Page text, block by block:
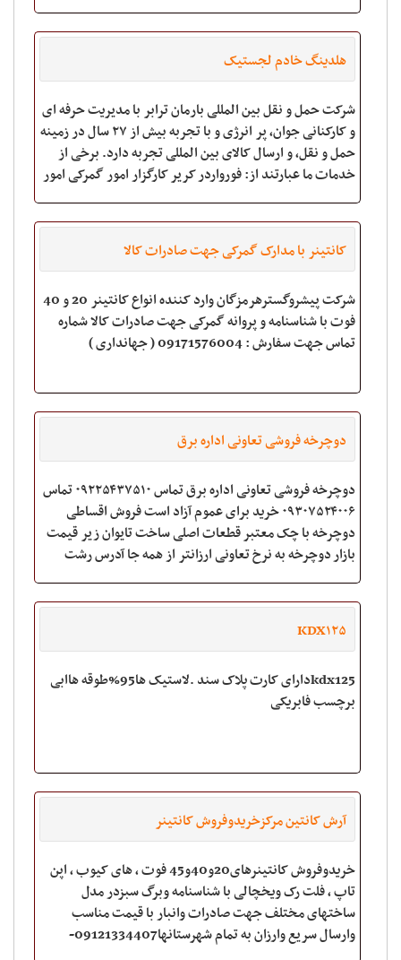
هلدینگ خادم لجستیک
شرکت حمل و نقل بین المللی بارمان ترابر با مدیریت حرفه ای
و کارکنانی جوان، پر انرژی و با تجربه بیش از ۲۷ سال در زمینه
حمل و نقل، و ارسال کالای بین المللی تجربه دارد. برخی از
خدمات ما عبارتند از: فورواردر کریر کارگزار امور گمرکی امور
کانتینر با مدارک گمرکی جهت صادرات کالا
شرکت پیشروگسترهرمزگان وارد کننده انواع کانتینر 20 و 40
فوت با شناسنامه و پروانه گمرکی جهت صادرات کالا شماره
تماس جهت سفارش : 09171576004 ( جهانداری )
دوچرخه فروشی تعاونی اداره برق
دوچرخه فروشی تعاونی اداره برق تماس ۰۹۲۲۵۴۳۷۵۱۰ تماس
۰۹۳۰۷۵۲۴۰۰۶ خرید برای عموم آزاد است فروش اقساطی
دوچرخه با چک معتبر قطعات اصلی ساخت تایوان زیر قیمت
بازار دوچرخه به نرخ تعاونی ارزانتر از همه جا آدرس رشت
KDX۱۲۵
kdx125دارای کارت پلاک سند .لاستیک ها95%طوقه هاابی
برچسب فابریکی
آرش کانتین مرکزخریدوفروش کانتینر
خریدوفروش کانتینرهای20و40و45 فوت ، های کیوب ، اپن
تاپ ، فلت رک ویخچالی با شناسنامه وبرگ سبزدر مدل
ساختهای مختلف جهت صادرات وانبار با قیمت مناسب
وارسال سریع وارزان به تمام شهرستانها09121334407-